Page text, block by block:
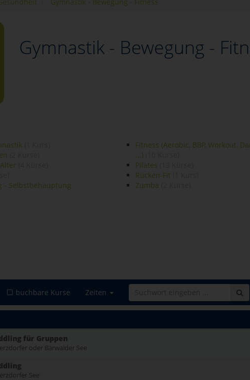
Gymnastik - Bewegung -
- Selbstbehauptung
Fitness (Aerobic, BBP, Workout,
...)
Pilates
Rücken-Fit
Zumba
buchbare Kurse Zeiten
für Gruppen
oder Bärwalder See
See